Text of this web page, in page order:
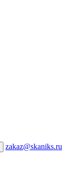
zakaz@skaniks.ru